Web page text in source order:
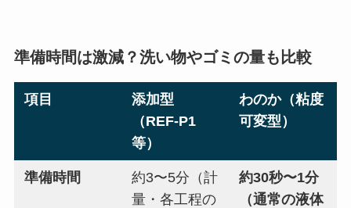
準備時間は激減？洗い物やゴミの量も比較
項目
添加型
（REF-P1
等）
わのか（粘度
可変型）
準備時間
約3〜5分（計
量・各工程の
約30秒〜1分
（通常の液体